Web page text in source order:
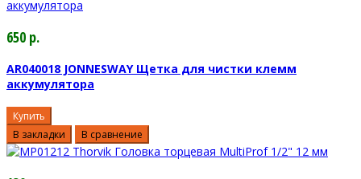
650 р.
AR040018 JONNESWAY Щетка для чистки клемм
аккумулятора
Купить
В закладки
В сравнение